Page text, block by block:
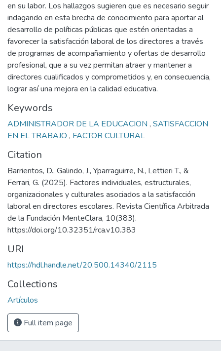
en su labor. Los hallazgos sugieren que es necesario seguir
indagando en esta brecha de conocimiento para aportar al
desarrollo de políticas públicas que estén orientadas a
favorecer la satisfacción laboral de los directores a través
de programas de acompañamiento y ofertas de desarrollo
profesional, que a su vez permitan atraer y mantener a
directores cualificados y comprometidos y, en consecuencia,
lograr así una mejora en la calidad educativa.
Keywords
ADMINISTRADOR DE LA EDUCACION , SATISFACCION
EN EL TRABAJO , FACTOR CULTURAL
Citation
Barrientos, D., Galindo, J., Yparraguirre, N., Lettieri T., &
Ferrari, G. (2025). Factores individuales, estructurales,
organizacionales y culturales asociados a la satisfacción
laboral en directores escolares. Revista Científica Arbitrada
de la Fundación MenteClara, 10(383).
https://doi.org/10.32351/rca.v10.383
URI
https://hdl.handle.net/20.500.14340/2115
Collections
Artículos
Full item page